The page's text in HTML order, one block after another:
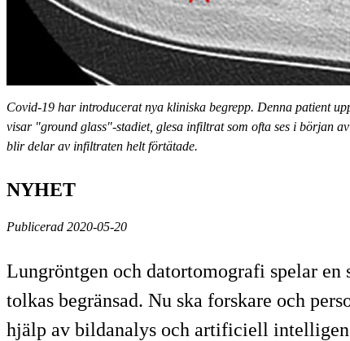
Covid-19 har introducerat nya kliniska begrepp. Denna patient
visar "ground glass"-stadiet, glesa infiltrat som ofta ses i början
blir delar av infiltraten helt förtätade.
NYHET
Publicerad 2020-05-20
Lungröntgen och datortomografi spelar
tolkas begränsad. Nu ska forskare och
hjälp av bildanalys och artificiell